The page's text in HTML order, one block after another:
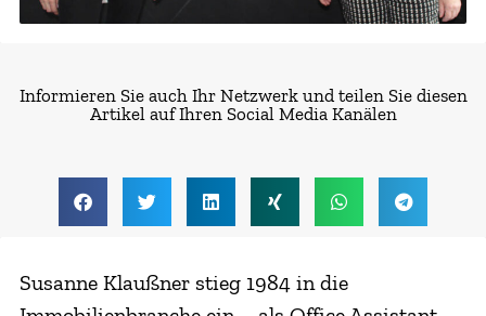
Informieren Sie auch Ihr Netzwerk und teilen Sie diesen
Artikel auf Ihren Social Media Kanälen
Susanne Klaußner stieg 1984 in die